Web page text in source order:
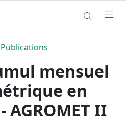
Publications
mensuel
en
II